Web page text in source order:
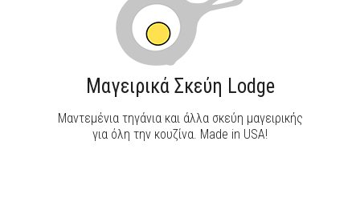
Μαγειρικά Σκεύη Lodge
Μαντεμένια τηγάνια και άλλα σκεύη μαγειρικής
για όλη την κουζίνα. Made in USA!